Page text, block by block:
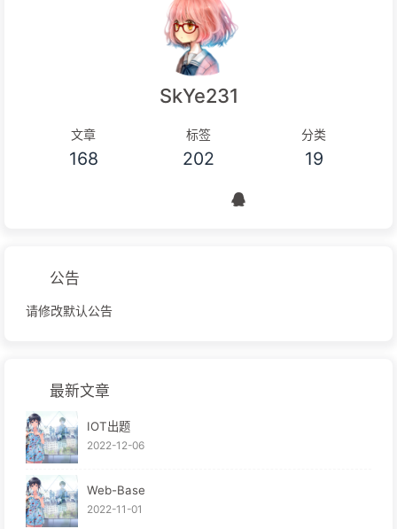
SkYe231
文章
168
标签
202
分类
19
公告
请修改默认公告
最新文章
IOT出题
2022-12-06
Web-Base
2022-11-01